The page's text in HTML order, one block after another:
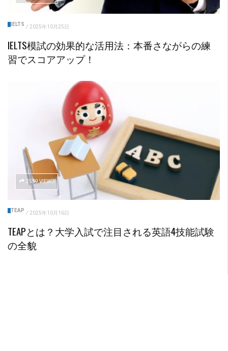
IELTS / 2025年10月25日
IELTS模試の効果的な活用法：本番さながらの練
習でスコアアップ！
2559 VIEWS
TEAP / 2025年10月16日
TEAPとは？大学入試で注目される英語4技能試験
の全貌